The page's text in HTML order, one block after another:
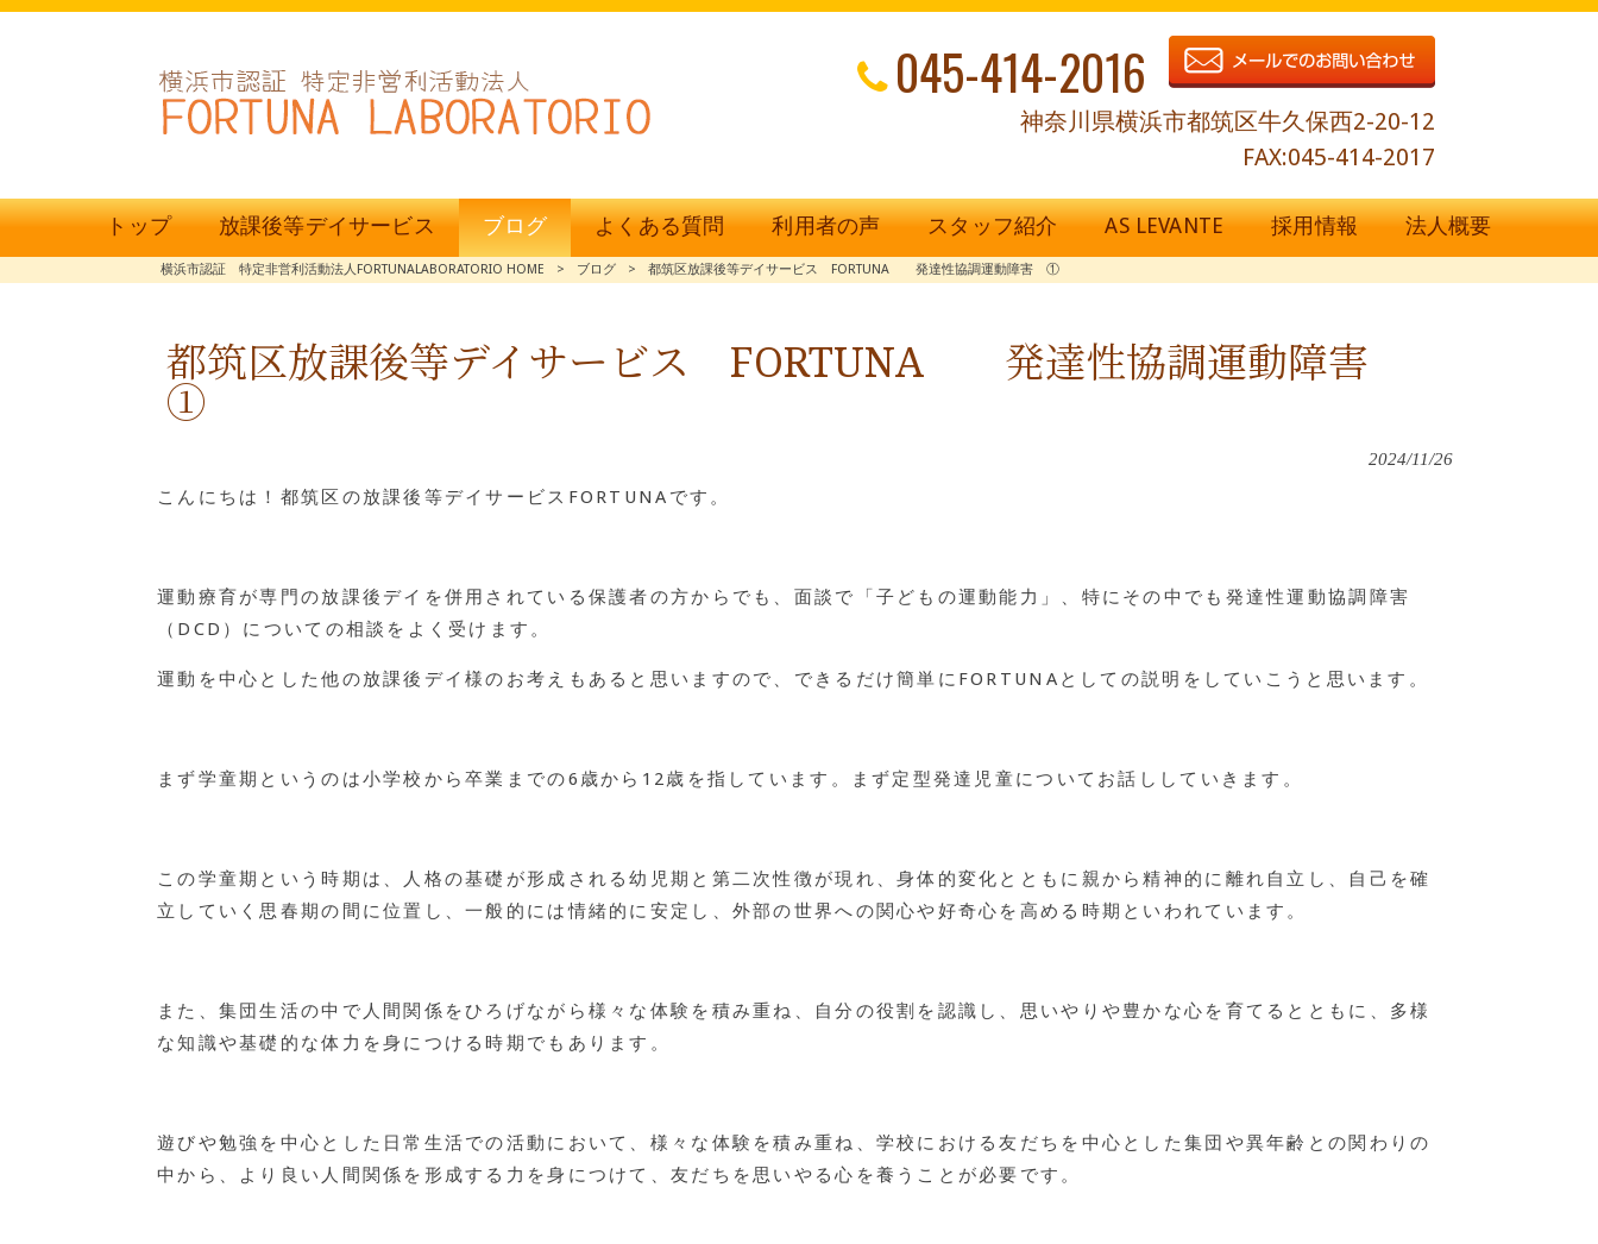
045-414-2016
神奈川県横浜市都筑区牛久保西2-20-12
FAX:045-414-2017
トップ 放課後等デイサービス ブログ よくある質問 利用者の声 スタッフ紹介 AS LEVANTE 採用情報 法人概要
横浜市認証 特定非営利活動法人FORTUNALABORATORIO HOME > ブログ > 都筑区放課後等デイサービス FORTUNA 発達性協調運動障害 ①
都筑区放課後等デイサービス FORTUNA 発達性協調運動障害
①
2024/11/26
こんにちは！都筑区の放課後等デイサービスFORTUNAです。
運動療育が専門の放課後デイを併用されている保護者の方からでも、面談で「子どもの運動能力」、特にその中でも発達性運動協調障害
（DCD）についての相談をよく受けます。
運動を中心とした他の放課後デイ様のお考えもあると思いますので、できるだけ簡単にFORTUNAとしての説明をしていこうと思います。
まず学童期というのは小学校から卒業までの6歳から12歳を指しています。まず定型発達児童についてお話ししていきます。
この学童期という時期は、人格の基礎が形成される幼児期と第二次性徴が現れ、身体的変化とともに親から精神的に離れ自立し、自己を確
立していく思春期の間に位置し、一般的には情緒的に安定し、外部の世界への関心や好奇心を高める時期といわれています。
また、集団生活の中で人間関係をひろげながら様々な体験を積み重ね、自分の役割を認識し、思いやりや豊かな心を育てるとともに、多様
な知識や基礎的な体力を身につける時期でもあります。
遊びや勉強を中心とした日常生活での活動において、様々な体験を積み重ね、学校における友だちを中心とした集団や異年齢との関わりの
中から、より良い人間関係を形成する力を身につけて、友だちを思いやる心を養うことが必要です。